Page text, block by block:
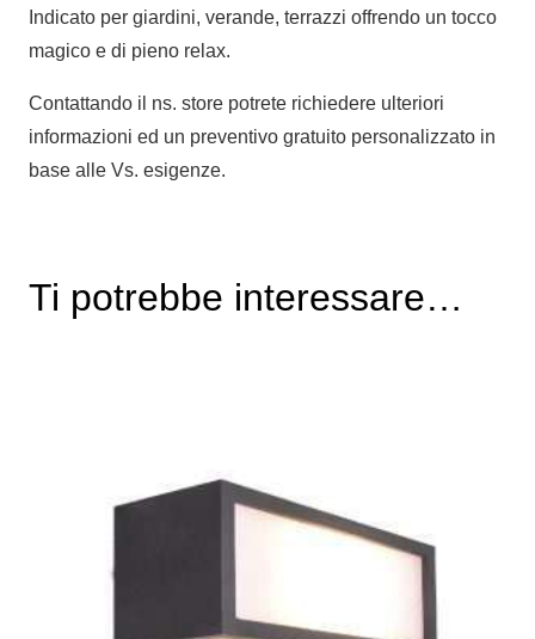
Indicato per giardini, verande, terrazzi offrendo un tocco
magico e di pieno relax.
Contattando il ns. store potrete richiedere ulteriori
informazioni ed un preventivo gratuito personalizzato in
base alle Vs. esigenze.
Ti potrebbe interessare…